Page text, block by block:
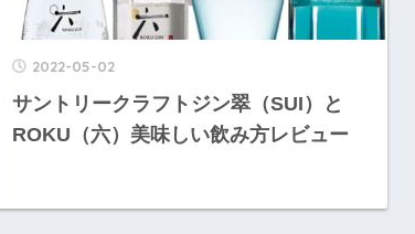
2022-05-02
サントリークラフトジン翠（SUI）と
ROKU（六）美味しい飲み方レビュー